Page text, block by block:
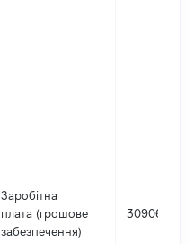
Заробітна
плата (грошове
забезпечення)
309061